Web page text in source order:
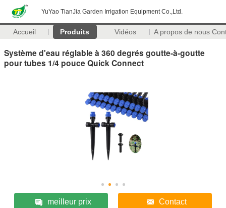
YuYao TianJia Garden Irrigation Equipment Co.,Ltd.
Accueil Produits Vidéos A propos de nous
Système d'eau réglable à 360 degrés goutte-à-goutte
pour tubes 1/4 pouce Quick Connect
meilleur prix Contact